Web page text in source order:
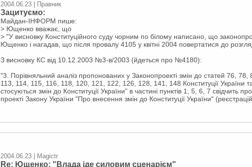
2004.06.23 | Правник
Зацитуємо:
Майдан-ІНФОРМ пише:
> Ющенко вважає, що
> "У висновку Конституційного суду чорним по білому написано, що
Ющенко і нагадав, що після провалу 4105 у квітні 2004 повертатися до
З висновку КС від 10.12.2003 №3-в/2003 (йдеться про №4180):
"3. Порівняльний аналіз пропонованих у Законопроекті змін до статей 76,
113, 114, 115, 116, 118, 120, 121, 122, 126, 128, 141, 148 Конституції України
стосуються змін до Конституції України" в частині пунктів 1, 5, 6, 7 свідчить
проекті Закону України "Про внесення змін до Конституції України"
2004.06.23 | Magictr
Re: Ющенко: "Влада іде силовим сценарієм"